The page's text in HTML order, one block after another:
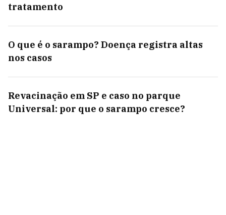
tratamento
O que é o sarampo? Doença registra altas
nos casos
Revacinação em SP e caso no parque
Universal: por que o sarampo cresce?